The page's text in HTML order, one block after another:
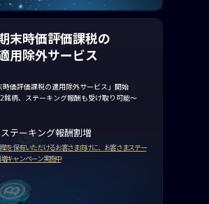
末時価評価課税の
用除外サービス
時価評価課税の適用除外サービス」開始
銘柄、ステーキング報酬も受け取り可能～
テーキング報酬割増
を保有いただけるお客さま向けに、お客さまステー
キャンペーン実施中